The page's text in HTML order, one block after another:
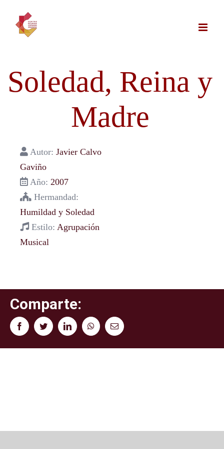
contenido
Soledad, Reina y
Madre
Autor: Javier Calvo
Gaviño
Año: 2007
Hermandad:
Humildad y Soledad
Estilo: Agrupación
Musical
Comparte:
FacebookTwitterLinkedInWhatsAppCorreo
electrónico